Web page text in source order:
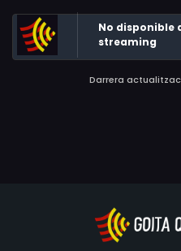
No disponible
streaming
Darrera